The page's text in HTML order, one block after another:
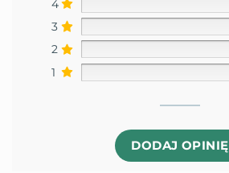
4
3
2
1
DODAJ OPINIĘ